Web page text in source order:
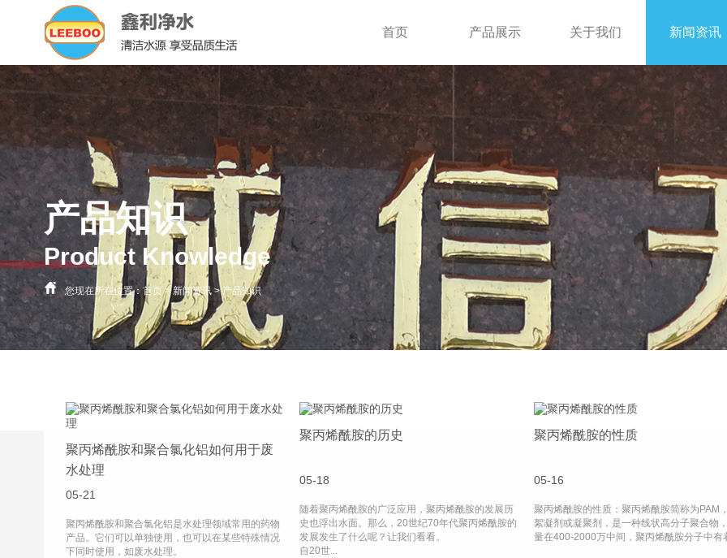
首页 产品展示 关于我们 新闻资讯
产品知识
Product Knowledge
您现在所在位置： 首页>新闻资讯>产品知识
聚丙烯酰胺和聚合氯化铝如何用于废
水处理
05-21
聚丙烯酰胺和聚合氯化铝是水处理领域常用的药物
产品。它们可以单独使用，也可以在某些特殊情况
下同时使用，如废水处理。
聚丙烯酰胺的历史
05-18
随着聚丙烯酰胺的广泛应用，聚丙烯酰胺的发展历
史也浮出水面。那么，20世纪70年代聚丙烯酰胺的
发展发生了什么呢？让我们看看。
自20世...
聚丙烯酰胺的性质
05-16
聚丙烯酰胺的性质：聚丙烯酰胺简称为PAM
絮凝剂或凝聚剂，是一种线状高分子聚合物
量在400-2000万中间，聚丙烯酰胺分子中有